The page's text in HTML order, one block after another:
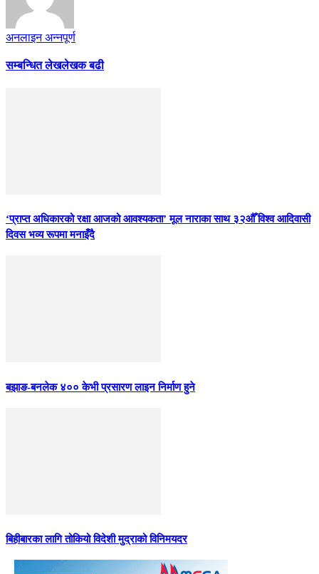
अनलाइन अन्नपूर्ण
सम्बन्धित लेखलेखक बढी
‘प्राप्त अधिकारको रक्षा आजको आवश्यकता’ मूल नाराका साथ ३२औँ विश्व आदिवासी
दिवस भव्य रूपमा मनाइँदै
बझाङ-बनलेक ४०० केभी प्रसारण लाइन निर्माण हुने
बिहीबारका लागि तोकियो विदेशी मुद्राको विनिमयदर